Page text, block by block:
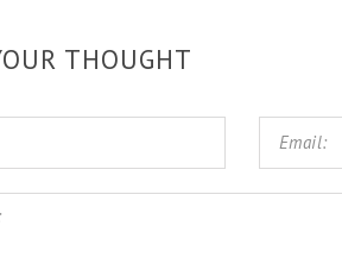
THOUGHT